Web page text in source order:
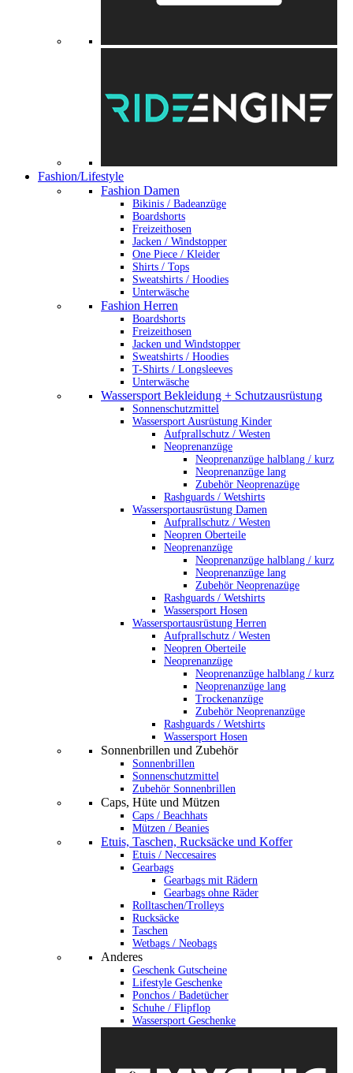
Fashion/Lifestyle
Fashion Damen
Bikinis / Badeanzüge
Boardshorts
Freizeithosen
Jacken / Windstopper
One Piece / Kleider
Shirts / Tops
Sweatshirts / Hoodies
Unterwäsche
Fashion Herren
Boardshorts
Freizeithosen
Jacken und Windstopper
Sweatshirts / Hoodies
T-Shirts / Longsleeves
Unterwäsche
Wassersport Bekleidung + Schutzausrüstung
Sonnenschutzmittel
Wassersport Ausrüstung Kinder
Aufprallschutz / Westen
Neoprenanzüge
Neoprenanzüge halblang / kurz
Neoprenanzüge lang
Zubehör Neoprenazüge
Rashguards / Wetshirts
Wassersportausrüstung Damen
Aufprallschutz / Westen
Neopren Oberteile
Neoprenanzüge
Neoprenanzüge halblang / kurz
Neoprenanzüge lang
Zubehör Neoprenazüge
Rashguards / Wetshirts
Wassersport Hosen
Wassersportausrüstung Herren
Aufprallschutz / Westen
Neopren Oberteile
Neoprenanzüge
Neoprenanzüge halblang / kurz
Neoprenanzüge lang
Trockenanzüge
Zubehör Neoprenanzüge
Rashguards / Wetshirts
Wassersport Hosen
Sonnenbrillen und Zubehör
Sonnenbrillen
Sonnenschutzmittel
Zubehör Sonnenbrillen
Caps, Hüte und Mützen
Caps / Beachhats
Mützen / Beanies
Etuis, Taschen, Rucksäcke und Koffer
Etuis / Neccesaires
Gearbags
Gearbags mit Rädern
Gearbags ohne Räder
Rolltaschen/Trolleys
Rucksäcke
Taschen
Wetbags / Neobags
Anderes
Geschenk Gutscheine
Lifestyle Geschenke
Ponchos / Badetücher
Schuhe / Flipflop
Wassersport Geschenke